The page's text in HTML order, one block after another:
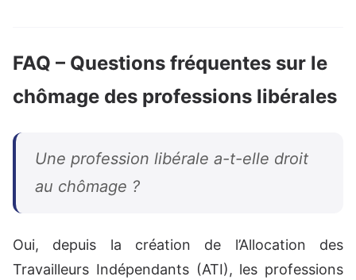
FAQ – Questions fréquentes sur le
chômage des professions libérales
Une profession libérale a-t-elle droit
au chômage ?
Oui, depuis la création de l’Allocation des
Travailleurs Indépendants (ATI), les professions